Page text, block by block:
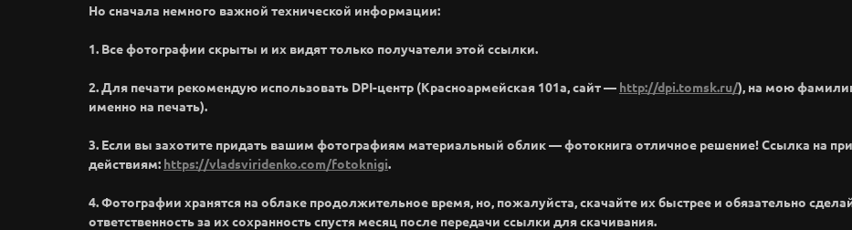
Но сначала немного важной технической информации:
1. Все фотографии скрыты и их видят только получатели этой ссылки.
2. Для печати рекомендую использовать DPI-центр (Красноармейская 101а, сайт — http://dpi.tomsk.ru/), на мою
именно на печать).
3. Если вы захотите придать вашим фотографиям материальный облик — фотокнига отличное решение! Ссылка на
действиям: https://vladsviridenko.com/fotoknigi.
4. Фотографии хранятся на облаке продолжительное время, но, пожалуйста, скачайте их быстрее и обязательно
ответственность за их сохранность спустя месяц после передачи ссылки для скачивания.